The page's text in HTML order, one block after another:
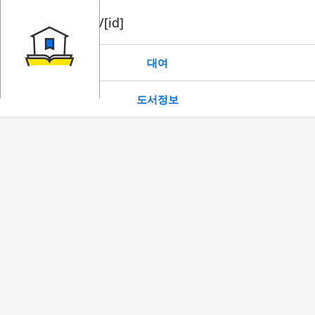
book/rent/[id]
대여
도서정보